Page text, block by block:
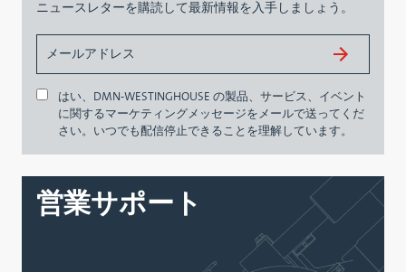
ニュースレターを購読して最新情報を入手しましょう。
はい、DMN-WESTINGHOUSE の製品、サービス、イベント
に関するマーケティングメッセージをメールで送ってくだ
さい。いつでも配信停止できることを理解しています。
営業サポート